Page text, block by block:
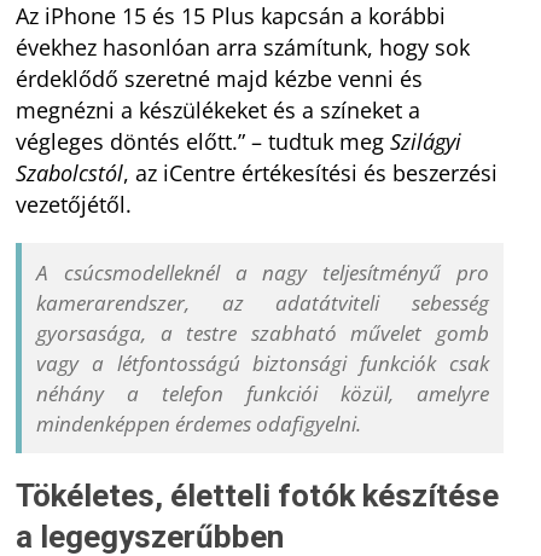
Az iPhone 15 és 15 Plus kapcsán a korábbi
évekhez hasonlóan arra számítunk, hogy sok
érdeklődő szeretné majd kézbe venni és
megnézni a készülékeket és a színeket a
végleges döntés előtt.” – tudtuk megSzilágyi
Szabolcstól, az iCentre értékesítési és beszerzési
vezetőjétől.
A csúcsmodelleknél a nagy teljesítményű pro
kamerarendszer, az adatátviteli sebesség
gyorsasága, a testre szabható művelet gomb
vagy a létfontosságú biztonsági funkciók csak
néhány a telefon funkciói közül, amelyre
mindenképpen érdemes odafigyelni.
Tökéletes, életteli fotók készítése
a legegyszerűbben